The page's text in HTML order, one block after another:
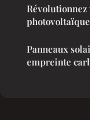
photovoltaïque
Panneaux
empreinte